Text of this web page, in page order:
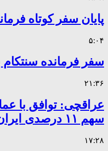
پایان سفر کوتاه
۵:۰۴
سفر فرمانده سنتکام
۲۱:۳۶
عراقچی: توافق با
سهم ۱۱ درصدی ایران از خزر
۱۷:۲۸